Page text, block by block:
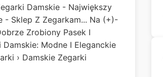
Damskie - Największy
- Sklep Z Zegarkam... Na (+)-
Zrobiony Pasek I
Modne I Eleganckie
› Damskie Zegarki